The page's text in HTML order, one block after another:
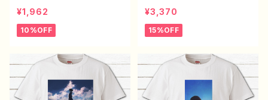
れ 病みかわいい メンヘ
ラ ヤンデレ メンズ レデ
ィース 指ハート 個性
げ 人気 イラストレータ
ー 絵師 クリエイター
オリジナル デザイン グッ
ズ 白 半袖シャツ デザ
¥1,962
10%OFF
白Tシャツ ハリネズミ 動
物 イラスト おすすめ
個性的 イラストレータ
デザイン コラボ ネタTシ
ャツ オリジナル デザイ
ン グッズ タイトル：林檎
とハリネズミTシャツ 作：H
¥3,370
15%OFF